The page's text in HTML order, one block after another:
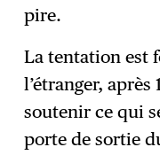
pire.
La tentation est
l’étranger,
soutenir ce qui
porte de sortie